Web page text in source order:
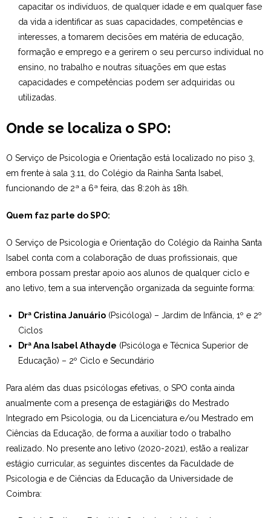
capacitar os indivíduos, de qualquer idade e em qualquer fase
da vida a identificar as suas capacidades, competências e
interesses, a tomarem decisões em matéria de educação,
formação e emprego e a gerirem o seu percurso individual no
ensino, no trabalho e noutras situações em que estas
capacidades e competências podem ser adquiridas ou
utilizadas.
Onde se localiza o SPO:
O Serviço de Psicologia e Orientação está localizado no piso 3,
em frente à sala 3.11, do Colégio da Rainha Santa Isabel,
funcionando de 2ª a 6ª feira, das 8:20h às 18h.
Quem faz parte do SPO:
O Serviço de Psicologia e Orientação do Colégio da Rainha Santa
Isabel conta com a colaboração de duas profissionais, que
embora possam prestar apoio aos alunos de qualquer ciclo e
ano letivo, tem a sua intervenção organizada da seguinte forma:
Drª Cristina Januário (Psicóloga) – Jardim de Infância, 1º e 2º
Ciclos
Drª Ana Isabel Athayde (Psicóloga e Técnica Superior de
Educação) – 2º Ciclo e Secundário
Para além das duas psicólogas efetivas, o SPO conta ainda
anualmente com a presença de estagiári@s do Mestrado
Integrado em Psicologia, ou da Licenciatura e/ou Mestrado em
Ciências da Educação, de forma a auxiliar todo o trabalho
realizado. No presente ano letivo (2020-2021), estão a realizar
estágio curricular, as seguintes discentes da Faculdade de
Psicologia e de Ciências da Educação da Universidade de
Coimbra: